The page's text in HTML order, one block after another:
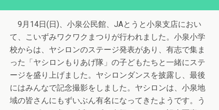
9月14日(日)、小泉公民館、JAとうと小泉支店におい
て、こいずみワクワクまつりが行われました。小泉小学
校からは、ヤシロンのステージ発表があり、有志で集ま
った「ヤシロンもりあげ隊」の子どもたちと一緒にステ
ージを盛り上げました。ヤシロンダンスを披露し、最後
にはみんなで記念撮影をしました。ヤシロンは、小泉地
域の皆さんにもずいぶん有名になってきたようです。う